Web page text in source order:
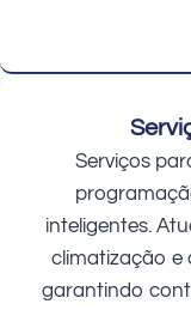
Serviços
inteligentes.
climatização e
garantindo